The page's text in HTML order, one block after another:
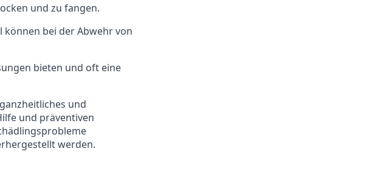
und zu fangen.
können bei der Abwehr von
bieten und oft eine
und
und präventiven
werden.